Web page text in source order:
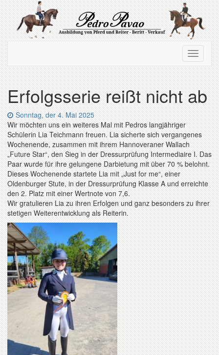
Zum
Hauptinhalt
springen
ein-/
Erfolgsserie reißt nicht ab
Datum:
Sonntag, der 4. Mai 2025
Wir möchten uns ein weiteres Mal mit Pedros langjähriger
Schülerin Lia Teichmann freuen. Lia sicherte sich vergangenes
Wochenende, zusammen mit ihrem Hannoveraner Wallach
„Future Star“, den Sieg in der Dressurprüfung Intermediaire I. Das
Paar wurde für ihre gelungene Darbietung mit über 70 % belohnt.
Dieses Wochenende startete Lia mit „Just for me“, einer
Oldenburger Stute, in der Dressurprüfung Klasse A und erreichte
den 2. Platz mit einer Wertnote von 7,6.
Wir gratulieren Lia zu ihren Erfolgen und ganz besonders zu ihrer
stetigen Weiterentwicklung als Reiterin.